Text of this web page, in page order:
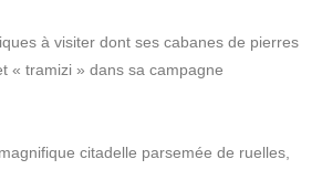
à visiter dont ses cabanes de pierres
« tramizi » dans sa campagne
citadelle parsemée de ruelles,